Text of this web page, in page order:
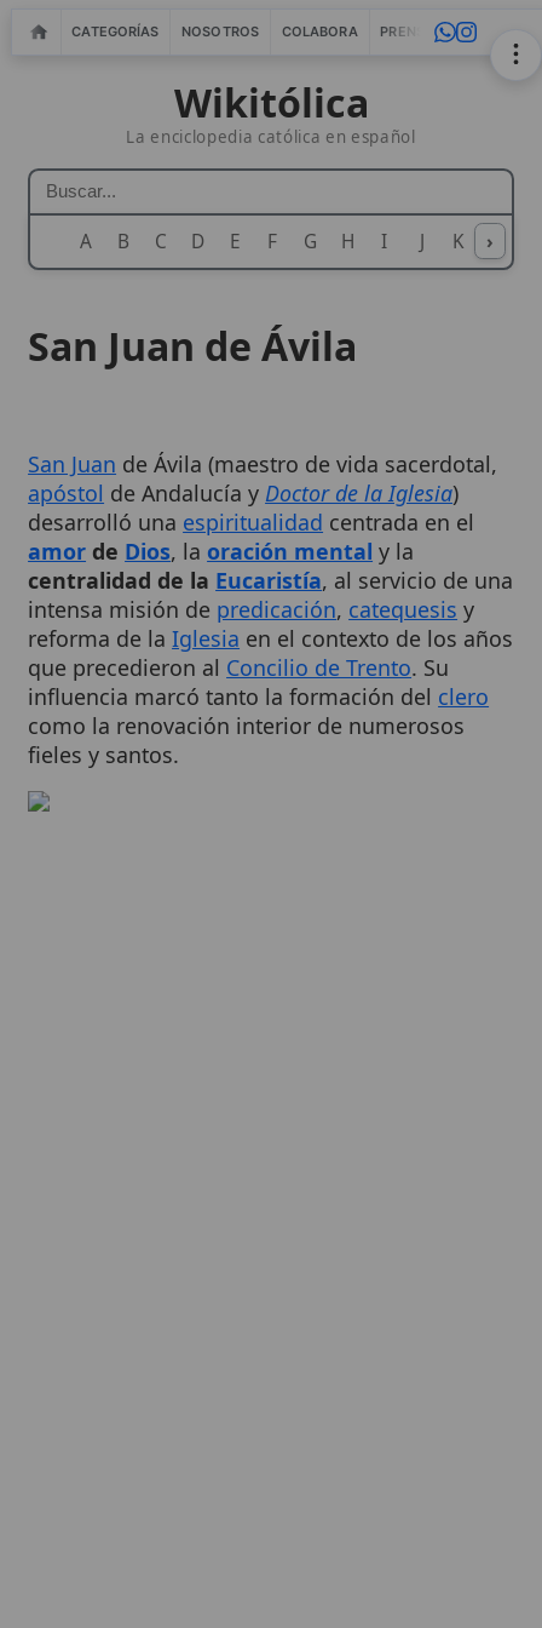
CATEGORÍAS NOSOTROS COLABORA PRENSA WEBMASTERS
Wikitólica
La enciclopedia católica en español
A B C D E F G H I J K L M
›
San Juan de Ávila
de Andalucía y
desarrolló unaespiritualidadcentrada en el
amordeDios, laoración mentaly la
centralidad de laEucaristía, al servicio de una
intensa misión depredicación,catequesis
reforma de la Iglesiaen el contexto de los años
que precedieron alConcilio de Trento. Su
influencia marcó tanto la formación delclero
como la renovación interior de numerosos
fieles y santos.